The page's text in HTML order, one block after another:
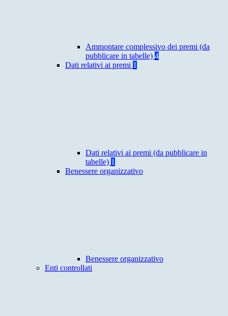
Ammontare complessivo dei premi (da
pubblicare in tabelle) 4
Dati relativi ai premi 1
Dati relativi ai premi (da pubblicare in
tabelle) 1
Benessere organizzativo
Benessere organizzativo
Enti controllati